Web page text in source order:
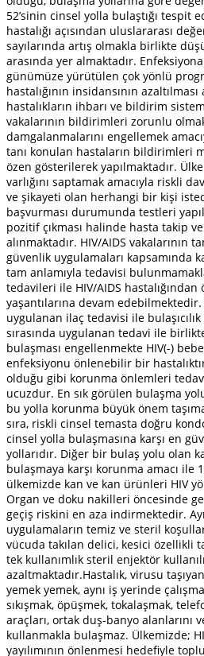
52’sinin cinsel yolla bulaştığı tespit
hastalığı açısından uluslararası
sayılarında artış olmakla birlikte
arasında yer almaktadır.
günümüze yürütülen çok yönlü
hastalığının insidansının
hastalıkların ihbarı ve bildirim
vakalarının bildirimleri zorunlu
damgalanmalarını engellemek
tanı konulan hastaların bildirimleri
özen gösterilerek yapılmaktadır.
varlığını saptamak amacıyla riskli
ve şikayeti olan herhangi bir kişi
başvurması durumunda testleri
pozitif çıkması halinde hasta takip
alınmaktadır. HIV/AIDS vakalarının
güvenlik uygulamaları kapsamında
tam anlamıyla tedavisi
tedavileri ile HIV/AIDS
yaşantılarına devam
uygulanan ilaç tedavisi ile
sırasında uygulanan tedavi ile
bulaşması engellenmekte HIV(-)
enfeksiyonu önlenebilir bir
olduğu gibi korunma önlemleri
ucuzdur. En sık görülen bulaşma
bu yolla korunma büyük önem
sıra, riskli cinsel temasta doğru
cinsel yolla bulaşmasına karşı en
yollarıdır. Diğer bir bulaş yolu olan
bulaşmaya karşı korunma amacı ile
ülkemizde kan ve kan ürünleri HIV
Organ ve doku nakilleri öncesinde
geçiş riskini en aza indirmektedir.
uygulamaların temiz ve steril
vücuda takılan delici, kesici özellikli
tek kullanımlık steril enjektör
azaltmaktadır.Hastalık, virusu
yemek yemek, aynı iş yerinde
sıkışmak, öpüşmek, tokalaşmak,
araçları, ortak duş-banyo alanlarını
kullanmakla bulaşmaz. Ülkemizde;
yayılımının önlenmesi hedefiyle